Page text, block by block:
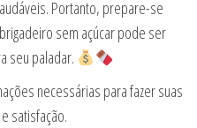
Portanto, prepare-se
sem açúcar pode ser
seu paladar.
necessárias para fazer suas
satisfação.